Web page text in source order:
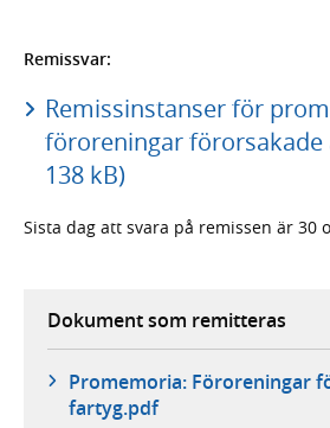
Remissvar:
Remissinstanser för
föroreningar förorsakade
138 kB)
Sista dag att svara på remissen är 30
Dokument som remitteras
Promemoria: Föroreningar
fartyg.pdf